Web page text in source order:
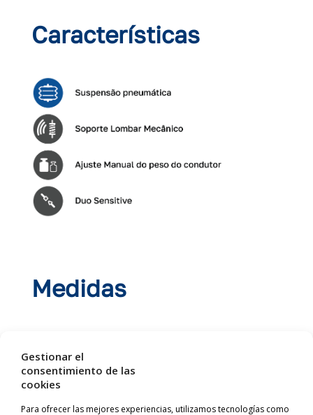
Gestionar el
consentimiento de las
cookies
Para ofrecer las mejores experiencias, utilizamos tecnologías como
Características
Medidas